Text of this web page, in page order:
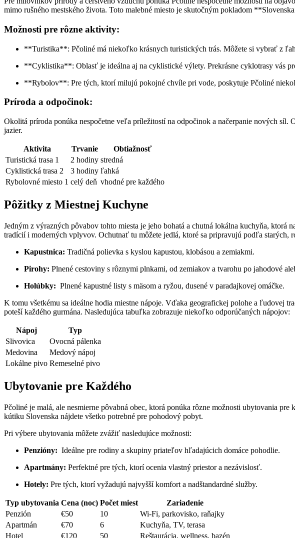
mimo rušného mestského života. Toto malebné miesto​ je skutočným pokladom
Možnosti⁢ pre​ rôzne‍ aktivity:
**Turistika**: Pčoliné‌ má niekoľko⁣ krásnych turistických trás. Môžete si ⁣vybrať z
**Cyklistika**: Oblasť je ideálna aj na ⁣cyklistické ⁣výlety. Prekrásne cyklotrasy vás
**Rybolov**: Pre⁢ tých, ktorí milujú pokojné chvíle pri vode, poskytuje Pčoliné
Príroda a ⁤odpočinok:
Okolitá príroda ponúka nespočetne veľa príležitostí na odpočinok a načerpanie nových
jazier.
Aktivita Trvanie
Obtiažnosť
Turistická trasa ⁢1
2 hodiny stredná
Cyklistická trasa 2
3 ⁤hodiny ľahká
Rybolovné‍ miesto 1 celý deň vhodné pre každého
Pôžitky z Miestnej Kuchyne
Jedným z ⁣výrazných pôvabov tohto miesta je jeho bohatá a chutná lokálna kuchyňa,
tradícií i moderných vplyvov. Ochutnať tu ⁢môžete ⁣jedlá, ktoré sa pripravujú podľa starých,
Kapustnica: Tradičná polievka s‌ kyslou kapustou, klobásou​ a zemiakmi.
Pirohy: Plnené ⁢cestoviny s rôznymi plnkami, od ‍zemiakov a tvarohu po jahodové
Holúbky: ‌ Plnené kapustné listy s mäsom a ⁤ryžou,​ dusené v paradajkovej ‌omáčke.
K tomu všetkému sa ideálne hodia ‍miestne‍ nápoje. Vďaka geografickej polohe a ľudovej
poteší každého gurmána. Nasledujúca tabuľka zobrazuje‌ niekoľko odporúčaných nápojov:
Nápoj
Typ
Slivovica
Ovocná‌ pálenka
Medovina
Medový nápoj
Lokálne ​pivo Remeselné pivo
Ubytovanie pre Každého
Pčoliné je malá, ale nesmierne pôvabná obec, ‌ktorá​ ponúka rôzne možnosti
kútiku Slovenska nájdete všetko potrebné pre pohodový pobyt.
Pri výbere ubytovania môžete zvážiť nasledujúce možnosti:
Penzióny: ‍ Ideálne pre rodiny a skupiny priateľov hľadajúcich domáce ⁤pohodlie.
Apartmány: Perfektné pre tých, ktorí ‍ocenia vlastný ⁢priestor a nezávislosť.
Hotely: Pre‌ tých, ktorí vyžadujú⁤ najvyšší komfort a nadštandardné služby.
Typ ubytovania Cena (noc) Počet miest
Zariadenie
Penzión
€50 10
Wi-Fi, parkovisko, raňajky
Apartmán
€70 6
Kuchyňa, TV, terasa
Hotel
€120 50 Reštaurácia, wellness, bazén